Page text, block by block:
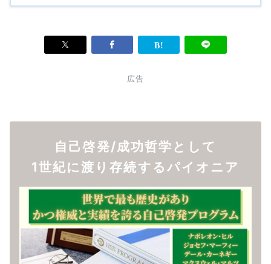
広告
自己啓発/成功哲学として
1世紀に渡り存続するパイオニア